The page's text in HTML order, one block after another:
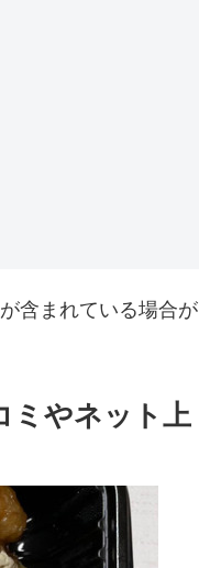
含まれている場合が
ミやネット上